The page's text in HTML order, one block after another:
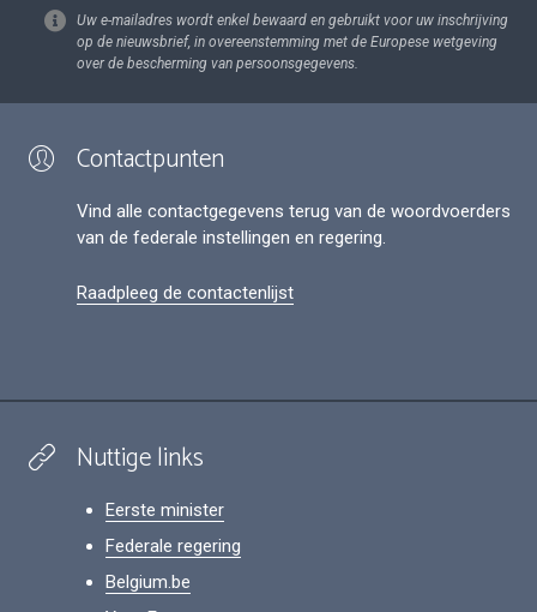
Uw e-mailadres wordt enkel bewaard en gebruikt voor uw inschrijving
op de nieuwsbrief, in overeenstemming met de Europese wetgeving
over de bescherming van persoonsgegevens.
Contactpunten
Vind alle contactgegevens terug van de woordvoerders
van de federale instellingen en regering.
Raadpleeg de contactenlijst
Nuttige links
Eerste minister
Federale regering
Belgium.be